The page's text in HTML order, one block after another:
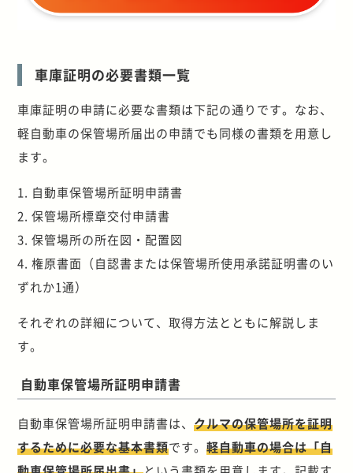
車庫証明の必要書類一覧
車庫証明の申請に必要な書類は下記の通りです。なお、
軽自動車の保管場所届出の申請でも同様の書類を用意し
ます。
1. 自動車保管場所証明申請書
2. 保管場所標章交付申請書
3. 保管場所の所在図・配置図
4. 権原書面（自認書または保管場所使用承諾証明書のい
ずれか1通）
それぞれの詳細について、取得方法とともに解説しま
す。
自動車保管場所証明申請書
自動車保管場所証明申請書は、クルマの保管場所を証明
するために必要な基本書類です。軽自動車の場合は「自